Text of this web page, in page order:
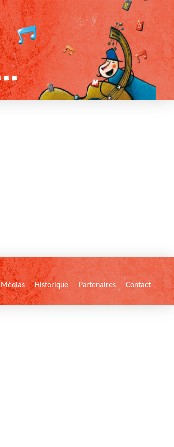
Médias Historique Partenaires Contact